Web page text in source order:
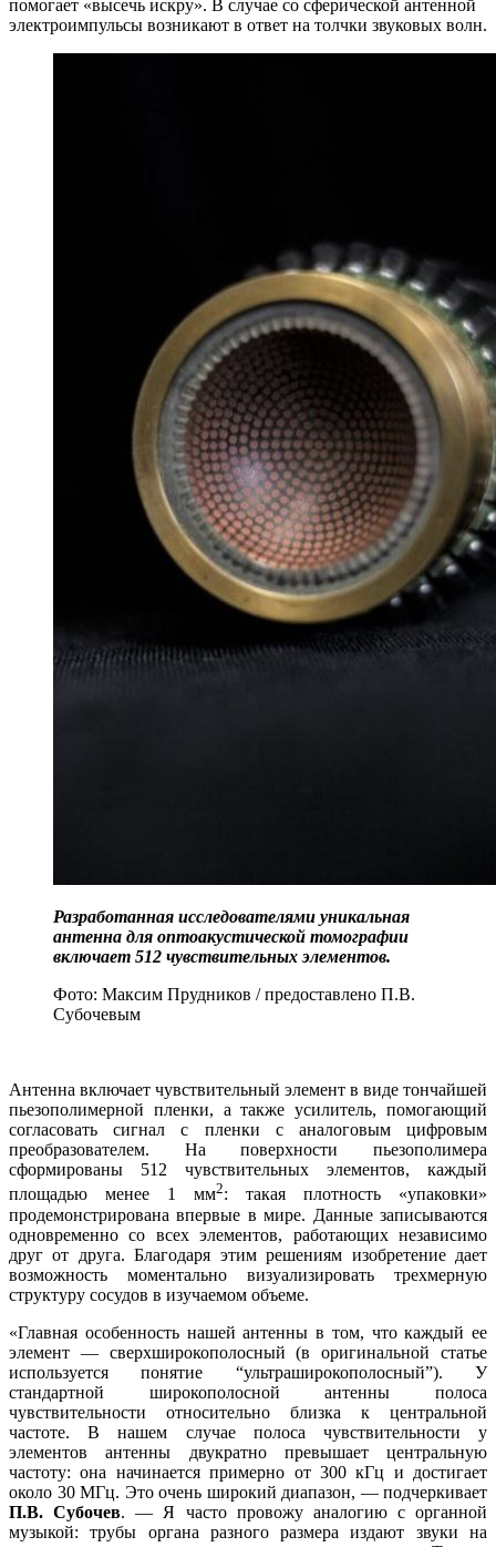
помогает «высечь искру». В случае со сферической антенной
электроимпульсы возникают в ответ на толчки звуковых волн.
Разработанная исследователями уникальная
антенна для оптоакустической томографии
включает 512 чувствительных элементов.
Фото: Максим Прудников / предоставлено П.В.
Субочевым
Антенна включает чувствительный элемент в виде тончайшей
пьезополимерной пленки, а также усилитель, помогающий
согласовать сигнал с пленки с аналоговым цифровым
преобразователем. На поверхности пьезополимера
сформированы 512 чувствительных элементов, каждый
площадью менее 1 мм2: такая плотность «упаковки»
продемонстрирована впервые в мире. Данные записываются
одновременно со всех элементов, работающих независимо
друг от друга. Благодаря этим решениям изобретение дает
возможность моментально визуализировать трехмерную
структуру сосудов в изучаемом объеме.
«Главная особенность нашей антенны в том, что каждый ее
элемент — сверхширокополосный (в оригинальной статье
используется понятие “ультраширокополосный”). У
стандартной широкополосной антенны полоса
чувствительности относительно близка к центральной
частоте. В нашем случае полоса чувствительности у
элементов антенны двукратно превышает центральную
частоту: она начинается примерно от 300 кГц и достигает
около 30 МГц. Это очень широкий диапазон, — подчеркивает
П.В. Субочев. — Я часто провожу аналогию с органной
музыкой: трубы органа разного размера издают звуки на